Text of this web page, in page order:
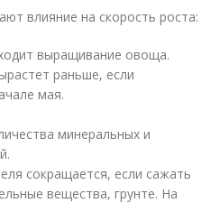
влияние на скорость роста:
выращивание овоща.
раньше, если
мая.
минеральных и
сокращается, если сажать
вещества, грунте. На